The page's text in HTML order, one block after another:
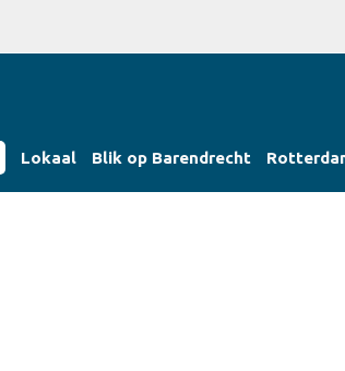
Lokaal Blik op Barendrecht